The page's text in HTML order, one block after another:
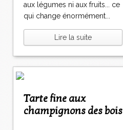
aux légumes ni aux fruits... ce
qui change énormément...
Lire la suite
Tarte fine aux
champignons des bois